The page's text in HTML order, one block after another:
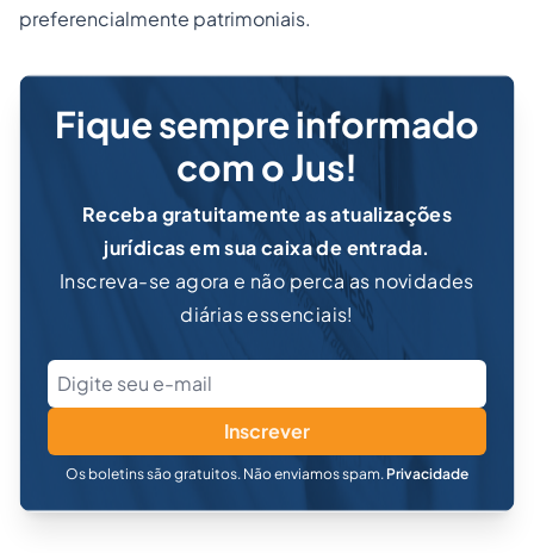
preferencialmente patrimoniais.
Fique sempre informado
com o Jus!
Receba gratuitamente as atualizações
jurídicas em sua caixa de entrada.
Inscreva-se agora e não perca as novidades
diárias essenciais!
Inscrever
Os boletins são gratuitos. Não enviamos spam. Privacidade